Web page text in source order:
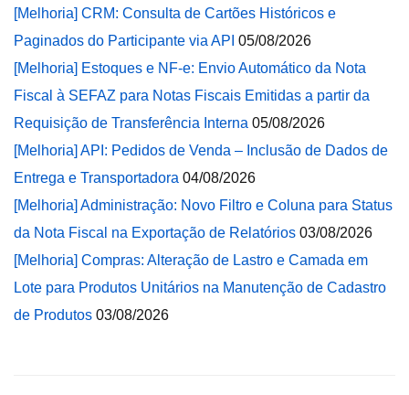
[Melhoria] CRM: Consulta de Cartões Históricos e
Paginados do Participante via API 05/08/2026
[Melhoria] Estoques e NF-e: Envio Automático da Nota
Fiscal à SEFAZ para Notas Fiscais Emitidas a partir da
Requisição de Transferência Interna 05/08/2026
[Melhoria] API: Pedidos de Venda – Inclusão de Dados de
Entrega e Transportadora 04/08/2026
[Melhoria] Administração: Novo Filtro e Coluna para Status
da Nota Fiscal na Exportação de Relatórios 03/08/2026
[Melhoria] Compras: Alteração de Lastro e Camada em
Lote para Produtos Unitários na Manutenção de Cadastro
de Produtos 03/08/2026